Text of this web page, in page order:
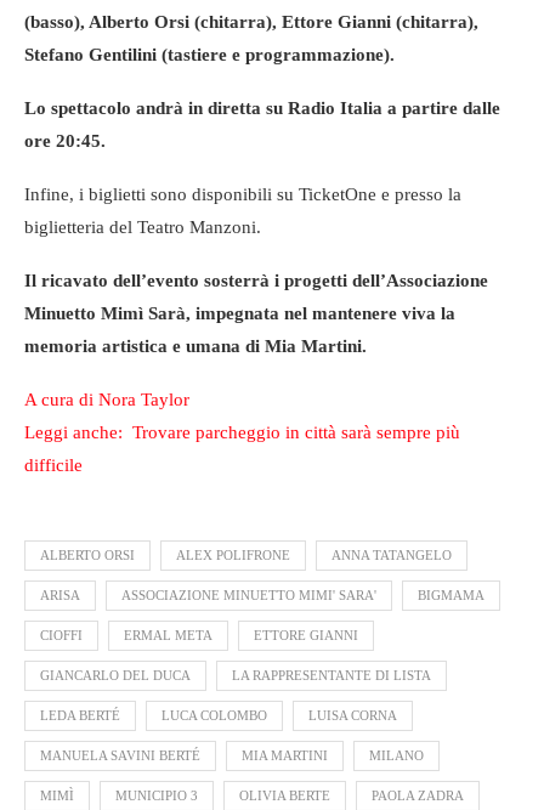
(basso), Alberto Orsi (chitarra), Ettore Gianni (chitarra),
Stefano Gentilini (tastiere e programmazione).
Lo spettacolo andrà in diretta su Radio Italia a partire dalle
ore 20:45.
Infine, i biglietti sono disponibili su TicketOne e presso la
biglietteria del Teatro Manzoni.
Il ricavato dell’evento sosterrà i progetti dell’Associazione
Minuetto Mimì Sarà, impegnata nel mantenere viva la
memoria artistica e umana di Mia Martini.
A cura di Nora Taylor
Leggi anche: Trovare parcheggio in città sarà sempre più
difficile
ALBERTO ORSI ALEX POLIFRONE ANNA TATANGELO
ARISA ASSOCIAZIONE MINUETTO MIMI' SARA' BIGMAMA
CIOFFI ERMAL META ETTORE GIANNI
GIANCARLO DEL DUCA LA RAPPRESENTANTE DI LISTA
LEDA BERTÉ LUCA COLOMBO LUISA CORNA
MANUELA SAVINI BERTÉ MIA MARTINI MILANO
MIMÌ MUNICIPIO 3 OLIVIA BERTE PAOLA ZADRA